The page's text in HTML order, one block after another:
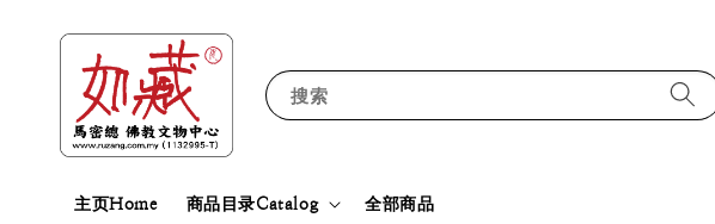
搜索
主页Home 商品目录Catalog 全部商品